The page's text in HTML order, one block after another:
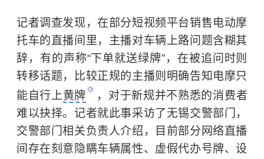
记者调查发现，在部分短视频平台销售电动摩
托车的直播间里，主播对车辆上路问题含糊其
辞，有的声称“下单就送绿牌”，在被追问时则
转移话题，比较正规的主播则明确告知电摩只
能自行上黄牌
，对于新规并不熟悉的消费者
难以抉择。记者就此事采访了无锡交警部门，
交警部门相关负责人介绍，目前部分网络直播
间存在刻意隐瞒车辆属性、虚假代办号牌、设